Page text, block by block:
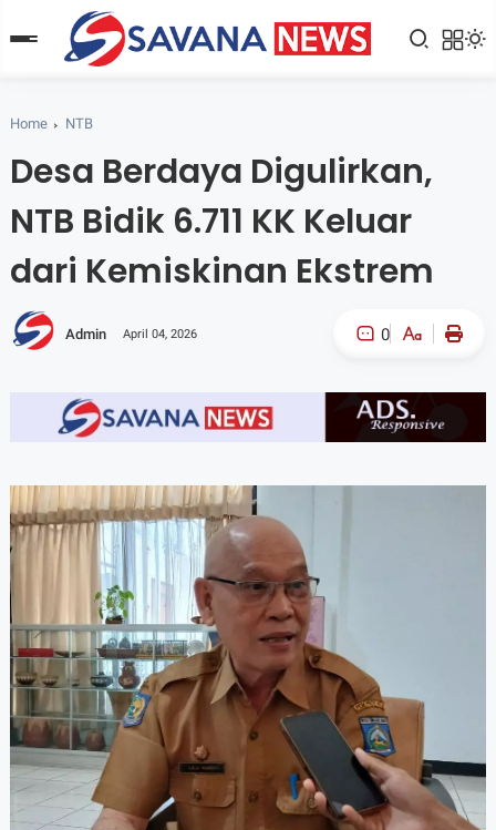
Home NTB
Desa Berdaya Digulirkan,
NTB Bidik 6.711 KK Keluar
dari Kemiskinan Ekstrem
Admin April 04, 2026 0
A- A+